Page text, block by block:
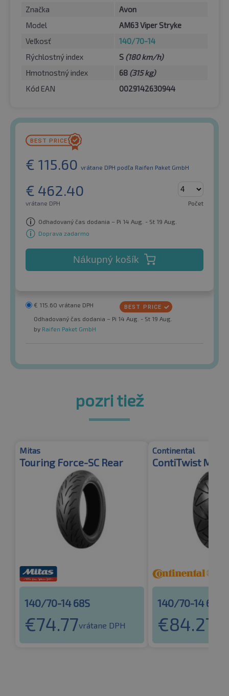
Značka
Avon
Model
AM63 Viper Stryke
Veľkosť
140/70-14
Rýchlostný index
S (180 km/h)
Hmotnostný index
68 (315 kg)
Kód EAN
0029142630944
€ 115.60 vrátane DPH podľa Raifen Paket GmbH
€ 462.40
vrátane DPH Počet
Odhadovaný čas dodania – Pi 14 Aug. - St 19 Aug.
Doprava zadarmo
Nákupný košík
€ 115.60 vrátane DPH
Odhadovaný čas dodania – Pi 14 Aug. - St 19 Aug.
by Raifen Paket GmbH
pozri tiež
Mitas
Touring Force-SC Rear
140/70-14 68S
€74.77vrátane DPH
Continental
ContiTwist M/C
140/70-14 68S
€84.27